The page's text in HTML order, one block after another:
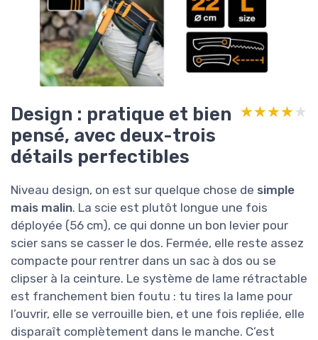
Design : pratique et bien
pensé, avec deux-trois
détails perfectibles
★★★★★
★★★★★
Niveau design, on est sur quelque chose de simple
mais malin. La scie est plutôt longue une fois
déployée (56 cm), ce qui donne un bon levier pour
scier sans se casser le dos. Fermée, elle reste assez
compacte pour rentrer dans un sac à dos ou se
clipser à la ceinture. Le système de lame rétractable
est franchement bien foutu : tu tires la lame pour
l’ouvrir, elle se verrouille bien, et une fois repliée, elle
disparaît complètement dans le manche. C’est